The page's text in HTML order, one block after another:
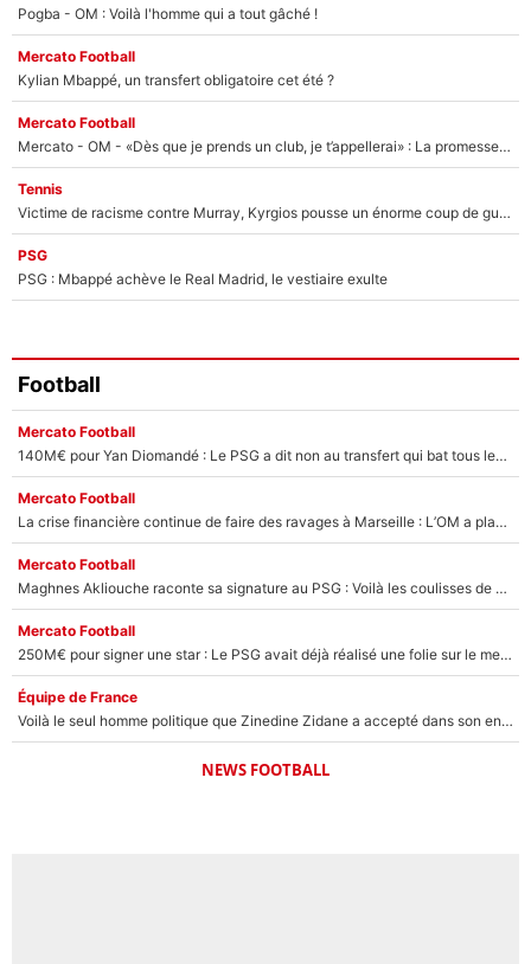
Pogba - OM : Voilà l'homme qui a tout gâché !
Mercato Football
Kylian Mbappé, un transfert obligatoire cet été ?
Mercato Football
Mercato - OM - «Dès que je prends un club, je t’appellerai» : La promesse de Marcelino au moment de claquer la porte
Tennis
Victime de racisme contre Murray, Kyrgios pousse un énorme coup de gueule !
PSG
PSG : Mbappé achève le Real Madrid, le vestiaire exulte
Football
Mercato Football
140M€ pour Yan Diomandé : Le PSG a dit non au transfert qui bat tous les records sur le mercato
Mercato Football
La crise financière continue de faire des ravages à Marseille : L’OM a placé 12 joueurs sur le marché des transferts… et ça pourrait lui rapporter près de 100M€ !
Mercato Football
Maghnes Akliouche raconte sa signature au PSG : Voilà les coulisses de son transfert de rêve à 50M€
Mercato Football
250M€ pour signer une star : Le PSG avait déjà réalisé une folie sur le mercato bien avant Neymar !
Équipe de France
Voilà le seul homme politique que Zinedine Zidane a accepté dans son entourage : «Je garde un très bon souvenir de lui»
NEWS FOOTBALL